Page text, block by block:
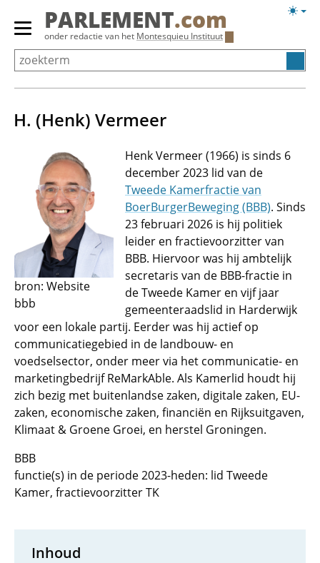
Overslaan
Primair
menu
tonen/verbergen
PARLEMENT.com
onder redactie van het Montesquieu Instituut
H. (Henk) Vermeer
bron: Website
bbb
Henk Vermeer (1966) is sinds 6
december 2023 lid van de
Tweede Kamerfractie van
BoerBurgerBeweging (BBB). Sinds
23 februari 2026 is hij politiek
leider en fractievoorzitter van
BBB. Hiervoor was hij ambtelijk
secretaris van de BBB-fractie in
de Tweede Kamer en vijf jaar
gemeenteraadslid in Harderwijk
voor een lokale partij. Eerder was hij actief op
communicatiegebied in de landbouw- en
voedselsector, onder meer via het communicatie- en
marketingbedrijf ReMarkAble. Als Kamerlid houdt hij
zich bezig met buitenlandse zaken, digitale zaken, EU-
zaken, economische zaken, financiën en Rijksuitgaven,
Klimaat & Groene Groei, en herstel Groningen.
BBB
functie(s) in de periode 2023-heden: lid Tweede
Kamer, fractievoorzitter TK
Inhoud